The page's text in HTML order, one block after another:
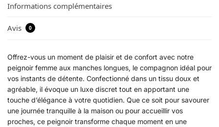
Informations complémentaires
Avis 0
Offrez-vous un moment de plaisir et de confort avec notre
peignoir femme aux manches longues, le compagnon idéal pour
vos instants de détente. Confectionné dans un tissu doux et
agréable, il évoque un luxe discret tout en apportant une
touche d’élégance à votre quotidien. Que ce soit pour savourer
une journée tranquille à la maison ou pour accueillir vos
proches, ce peignoir transforme chaque moment en une